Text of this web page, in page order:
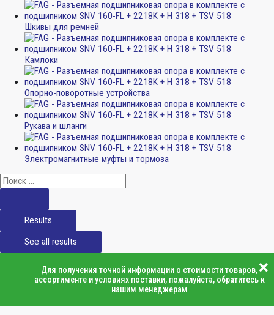
Шкивы для ремней
Камлоки
Опорно-поворотные устройства
Рукава и шланги
Электромагнитные муфты и тормоза
Results
See all results
Для получения точной информации о стоимости товаров,
ассортименте и условиях поставки, пожалуйста, обратитесь к
нашим менеджерам